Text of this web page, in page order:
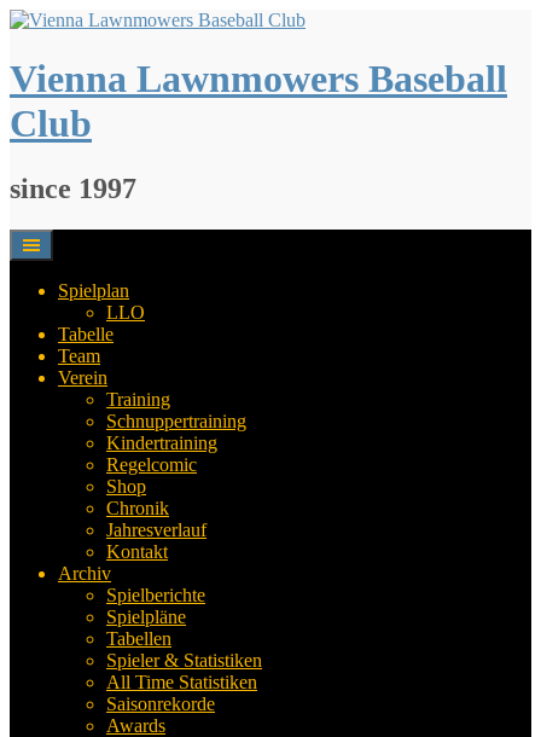
Springe
Inhalt
Vienna Lawnmowers Baseball
Club
since 1997
Spielplan
LLO
Tabelle
Team
Verein
Training
Schnuppertraining
Kindertraining
Regelcomic
Shop
Chronik
Jahresverlauf
Kontakt
Archiv
Spielberichte
Spielpläne
Tabellen
Spieler & Statistiken
All Time Statistiken
Saisonrekorde
Awards